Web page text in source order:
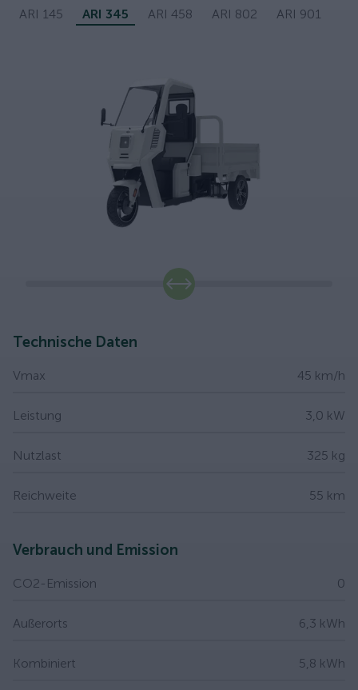
ARI 145 ARI 345 ARI 458 ARI 802 ARI 901
Technische Daten
Vmax 45 km/h
Leistung 3,0 kW
Nutzlast 325 kg
Reichweite 55 km
Verbrauch und Emission
CO2-Emission 0
Außerorts 6,3 kWh
Kombiniert 5,8 kWh